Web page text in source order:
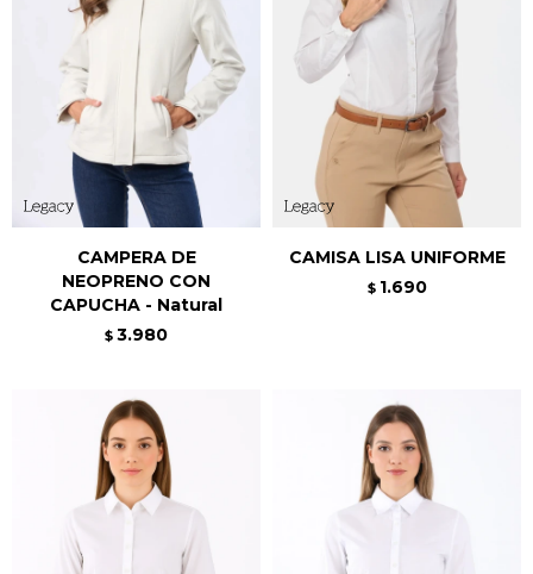
CAMPERA DE
NEOPRENO CON
CAPUCHA - Natural
$ 3.980
CAMISA LISA UNIFORME
$ 1.690